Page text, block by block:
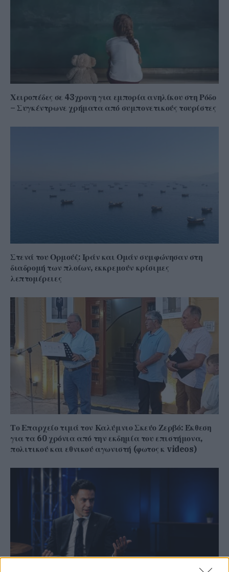
Χειροπέδες σε 43χρονη για εμπορία ανηλίκου στη Ρόδο
– Συγκέντρωνε χρήματα από συμπονετικούς τουρίστες
Στενά του Ορμούζ: Ιράν και Ομάν συμφώνησαν στη
διαδρομή των πλοίων, εκκρεμούν κρίσιμες
λεπτομέρειες
Το Επαρχείο τιμά τον Καλύμνιο Σκεύο Ζερβό: Έκθεση
για τα 60 χρόνια από την εκδημία του επιστήμονα,
πολιτικού και εθνικού αγωνιστή (φωτος κ videos)